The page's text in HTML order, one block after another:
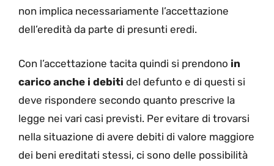
non implica necessariamente l’accettazione
dell’eredità da parte di presunti eredi.
Con l’accettazione tacita quindi si prendono in
carico anche i debiti del defunto e di questi si
deve rispondere secondo quanto prescrive la
legge nei vari casi previsti. Per evitare di trovarsi
nella situazione di avere debiti di valore maggiore
dei beni ereditati stessi, ci sono delle possibilità